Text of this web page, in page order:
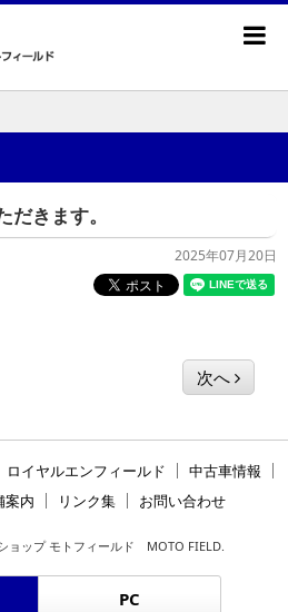
きます。
2025年07月20日
次へ
ロイヤルエンフィールド
中古車情報
案内 リンク集 お問い合わせ
ョップ モトフィールド MOTO FIELD.
PC